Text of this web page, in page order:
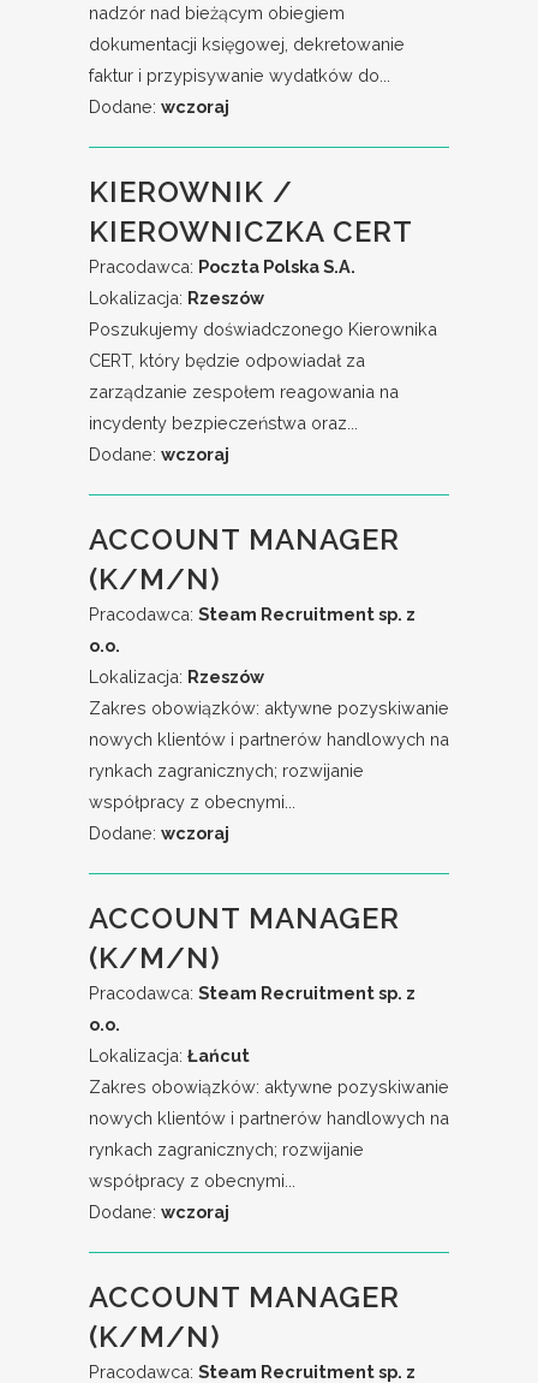
nadzór nad bieżącym obiegiem
dokumentacji księgowej, dekretowanie
faktur i przypisywanie wydatków do...
Dodane: wczoraj
KIEROWNIK /
KIEROWNICZKA CERT
Pracodawca: Poczta Polska S.A.
Lokalizacja: Rzeszów
Poszukujemy doświadczonego Kierownika
CERT, który będzie odpowiadał za
zarządzanie zespołem reagowania na
incydenty bezpieczeństwa oraz...
Dodane: wczoraj
ACCOUNT MANAGER
(K/M/N)
Pracodawca: Steam Recruitment sp. z
o.o.
Lokalizacja: Rzeszów
Zakres obowiązków: aktywne pozyskiwanie
nowych klientów i partnerów handlowych na
rynkach zagranicznych; rozwijanie
współpracy z obecnymi...
Dodane: wczoraj
ACCOUNT MANAGER
(K/M/N)
Pracodawca: Steam Recruitment sp. z
o.o.
Lokalizacja: Łańcut
Zakres obowiązków: aktywne pozyskiwanie
nowych klientów i partnerów handlowych na
rynkach zagranicznych; rozwijanie
współpracy z obecnymi...
Dodane: wczoraj
ACCOUNT MANAGER
(K/M/N)
Pracodawca: Steam Recruitment sp. z